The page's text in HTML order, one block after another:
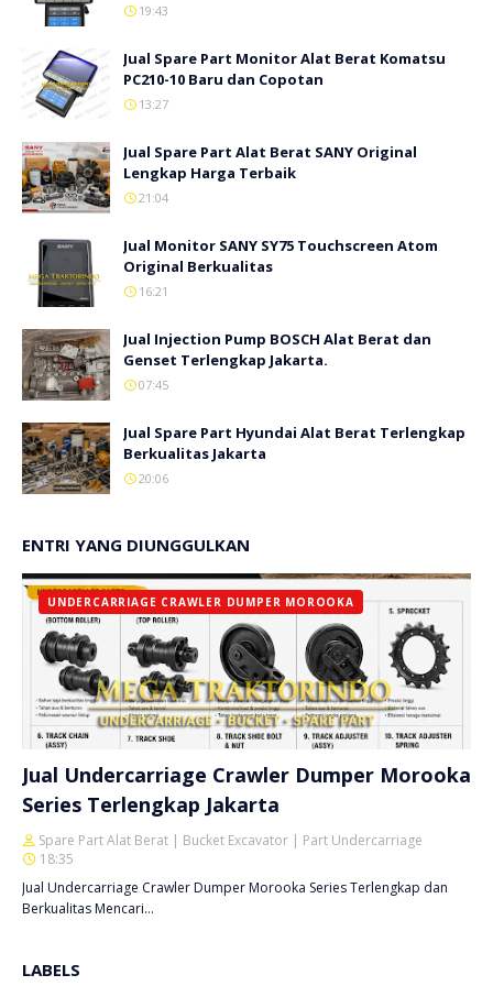
19:43
Jual Spare Part Monitor Alat Berat Komatsu
PC210-10 Baru dan Copotan
13:27
Jual Spare Part Alat Berat SANY Original
Lengkap Harga Terbaik
21:04
Jual Monitor SANY SY75 Touchscreen Atom
Original Berkualitas
16:21
Jual Injection Pump BOSCH Alat Berat dan
Genset Terlengkap Jakarta.
07:45
Jual Spare Part Hyundai Alat Berat Terlengkap
Berkualitas Jakarta
20:06
ENTRI YANG DIUNGGULKAN
UNDERCARRIAGE CRAWLER DUMPER MOROOKA
Jual Undercarriage Crawler Dumper Morooka
Series Terlengkap Jakarta
Spare Part Alat Berat | Bucket Excavator | Part Undercarriage
18:35
Jual Undercarriage Crawler Dumper Morooka Series Terlengkap dan
Berkualitas Mencari…
LABELS